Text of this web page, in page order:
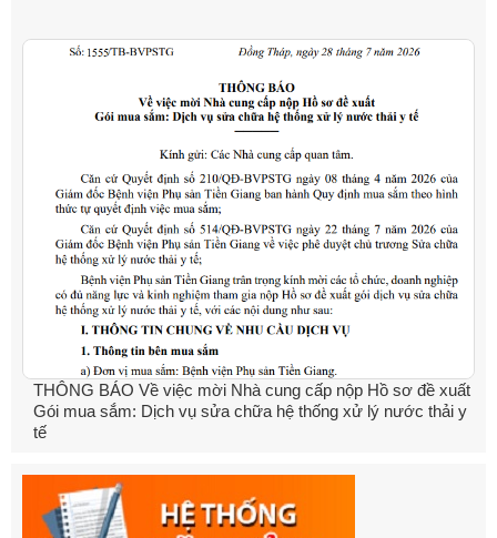
THÔNG BÁO Về việc mời Nhà cung cấp nộp Hồ sơ đề xuất
Gói mua sắm: Dịch vụ sửa chữa hệ thống xử lý nước thải y
tế